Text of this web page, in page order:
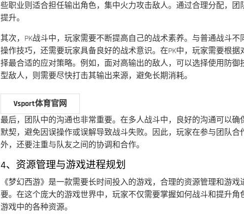
些职业则适合担任输出角色，集中火力攻击敌人。通过合理分配，团
提升。
其次，PK战斗中，玩家需要不断提高自己的战术素养。与普通战斗不
操作技巧，还需要玩家具备良好的战术意识。在PK中，玩家需要根
择最合适的应对策略。例如，面对高输出的敌人，可以选择使用防御
型敌人，则需要尽快打击其输出来源，避免长期消耗。
Vsport体育官网
最后，团队中的沟通也非常重要。在多人战斗中，良好的沟通可以确
默契，避免因误操作或误解导致战斗失败。因此，玩家在参与团队合
外，还要注重与队友之间的协调和合作。
4、资源管理与游戏进程规划
《梦幻西游》是一款需要长时间投入的游戏，合理的资源管理和游
要。在这个庞大的游戏世界中，玩家不仅需要掌握如何战斗和提升角
游戏中的各种资源。